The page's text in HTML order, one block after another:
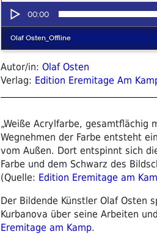
Autor/in: Olaf Osten
Verlag: Edition Eremitage Am
„Weiße Acrylfarbe, gesamtflächig
Wegnehmen der Farbe entsteht
vom Außen. Dort entspinnt sich
Farbe und dem Schwarz des
(Quelle: Edition Eremitage am
Der Bildende Künstler Olaf Osten
Kurbanova über seine Arbeiten
Eremitage am Kamp.